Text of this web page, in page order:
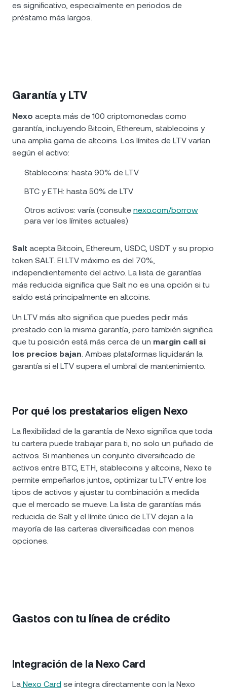
es significativo, especialmente en periodos de
préstamo más largos.
Garantía y LTV
Nexo acepta más de 100 criptomonedas como
garantía, incluyendo Bitcoin, Ethereum, stablecoins y
una amplia gama de altcoins. Los límites de LTV varían
según el activo:
Stablecoins: hasta 90% de LTV
BTC y ETH: hasta 50% de LTV
Otros activos: varía (consulte nexo.com/borrow
para ver los límites actuales)
Salt acepta Bitcoin, Ethereum, USDC, USDT y su propio
token SALT. El LTV máximo es del 70%,
independientemente del activo. La lista de garantías
más reducida significa que Salt no es una opción si tu
saldo está principalmente en altcoins.
Un LTV más alto significa que puedes pedir más
prestado con la misma garantía, pero también significa
que tu posición está más cerca de un margin call si
los precios bajan. Ambas plataformas liquidarán la
garantía si el LTV supera el umbral de mantenimiento.
Por qué los prestatarios eligen Nexo
La flexibilidad de la garantía de Nexo significa que toda
tu cartera puede trabajar para ti, no solo un puñado de
activos. Si mantienes un conjunto diversificado de
activos entre BTC, ETH, stablecoins y altcoins, Nexo te
permite empeñarlos juntos, optimizar tu LTV entre los
tipos de activos y ajustar tu combinación a medida
que el mercado se mueve. La lista de garantías más
reducida de Salt y el límite único de LTV dejan a la
mayoría de las carteras diversificadas con menos
opciones.
Gastos con tu línea de crédito
Integración de la Nexo Card
La Nexo Card se integra directamente con la Nexo